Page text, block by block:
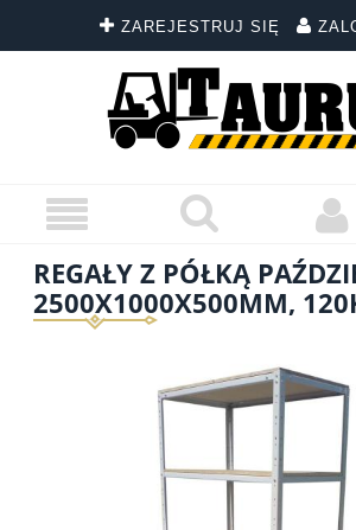
ZAREJESTRUJ SIĘ
REGAŁY Z PÓŁKĄ
2500X1000X500MM,